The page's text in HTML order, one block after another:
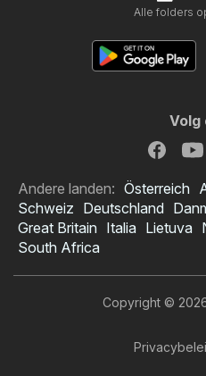
Alle folders
Volg
Andere landen: Österreich
Schweiz Deutschland
Great Britain Italia Lietuva
South Africa
Copyright ©